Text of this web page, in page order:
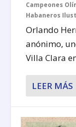
Campeones
Habaneros
Orlando
anónimo,
Villa Clara
LEER MÁS